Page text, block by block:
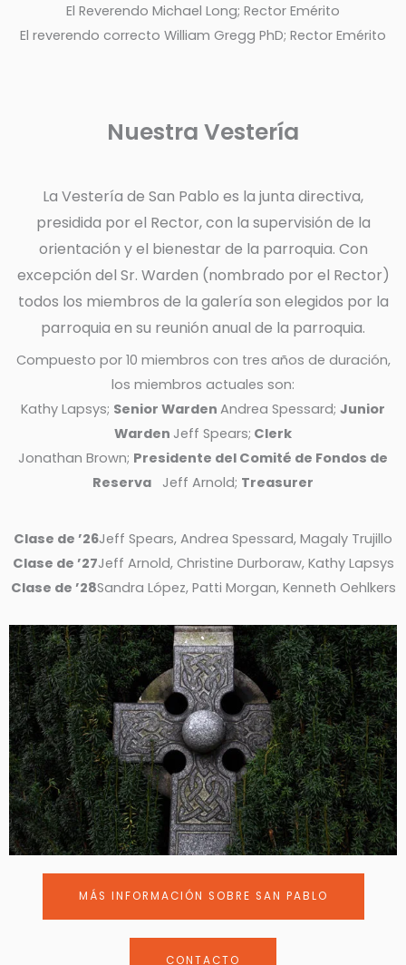
El Reverendo Michael Long; Rector Emérito
El reverendo correcto William Gregg PhD; Rector Emérito
Nuestra Vestería
La Vestería de San Pablo es la junta directiva,
presidida por el Rector, con la supervisión de la
orientación y el bienestar de la parroquia. Con
excepción del Sr. Warden (nombrado por el Rector)
todos los miembros de la galería son elegidos por la
parroquia en su reunión anual de la parroquia.
Compuesto por 10 miembros con tres años de duración,
los miembros actuales son:
Kathy Lapsys; Senior Warden Andrea Spessard; Junior
Warden Jeff Spears; Clerk
Jonathan Brown; Presidente del Comité de Fondos de
Reserva
Jeff Arnold; Treasurer
Clase de ’26Jeff Spears, Andrea Spessard, Magaly Trujillo
Clase de ’27Jeff Arnold, Christine Durboraw, Kathy Lapsys
Clase de ’28Sandra López, Patti Morgan, Kenneth Oehlkers
MÁS INFORMACIÓN SOBRE SAN PABLO
CONTACTO